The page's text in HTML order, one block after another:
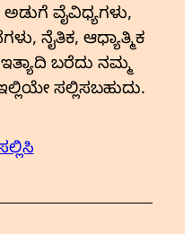
ವೈವಿಧ್ಯಗಳು,
ನೈತಿಕ, ಆಧ್ಯಾತ್ಮಿಕ
ಬರೆದು ನಮ್ಮ
ಸಲ್ಲಿಸಬಹುದು.